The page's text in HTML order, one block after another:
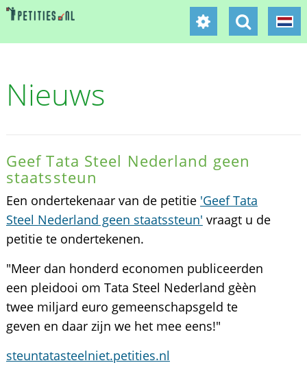
Nieuws
Geef Tata Steel Nederland geen
staatssteun
Een ondertekenaar van de petitie 'Geef Tata
Steel Nederland geen staatssteun' vraagt u de
petitie te ondertekenen.
"Meer dan honderd economen publiceerden
een pleidooi om Tata Steel Nederland gèèn
twee miljard euro gemeenschapsgeld te
geven en daar zijn we het mee eens!"
steuntatasteelniet.petities.nl